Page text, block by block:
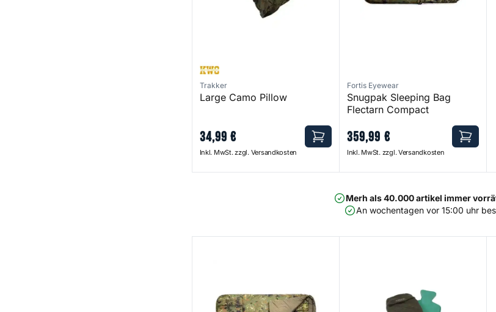
Trakker
Large Camo Pillow
34,99 €
Inkl. MwSt. zzgl. Versandkosten
Fortis Eyewear
Snugpak Sleeping Bag
Flectarn Compact
359,99 €
Inkl. MwSt. zzgl. Versandkosten
Merh als 40.000 artikel immer
An wochentagen vor 15:00 uhr